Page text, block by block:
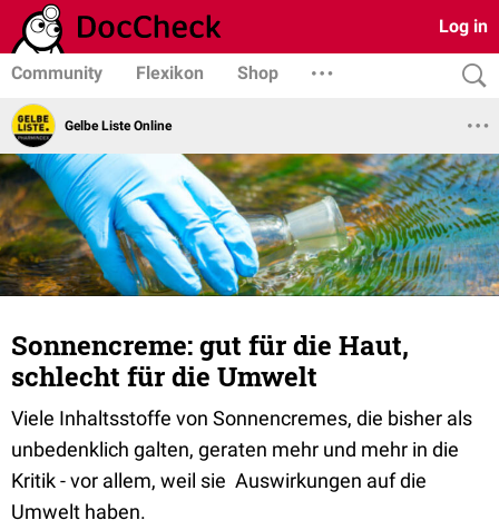
Log in
Community Flexikon Shop
Gelbe Liste Online
Sonnencreme: gut für die Haut,
schlecht für die Umwelt
Viele Inhaltsstoffe von Sonnencremes, die bisher als
unbedenklich galten, geraten mehr und mehr in die
Kritik - vor allem, weil sie Auswirkungen auf die
Umwelt haben.